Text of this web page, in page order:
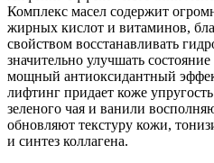
Комплекс масел содержит
жирных кислот и витаминов,
свойством восстанавливать
значительно улучшать
мощный антиоксидантный
лифтинг придает коже
зеленого чая и ванили
обновляют текстуру кожи,
и синтез коллагена.